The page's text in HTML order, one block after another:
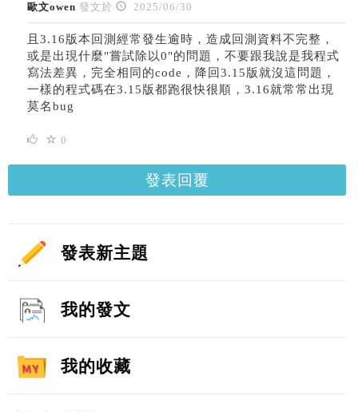
歐文owen 發文於 2025/06/30
且3.16版本回測經常發生逾時，造成回測資料不完整，
或是出現什麼"嘗試除以0"的問題，不要跟我說是我程式
寫法差異，完全相同的code，降回3.15版就沒這問題，
一樣的程式碼在3.15版都跑很快很順，3.16就常常出現
莫名bug
0
發表回覆
發表新主題
我的發文
我的收藏